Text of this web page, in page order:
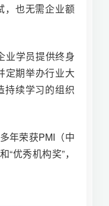
，也无需企业额
业学员提供终身
定期举办行业大
持续学习的组织
年荣获PMI（中
“优秀机构奖”，